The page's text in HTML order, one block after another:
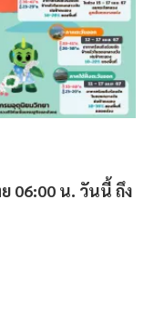
06:00 น. วันนี้ ถึง